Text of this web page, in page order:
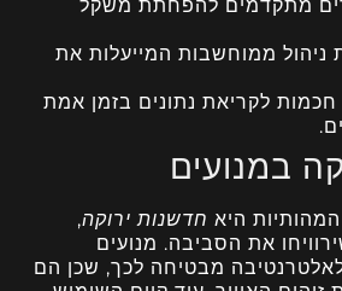
מתקדמים להפחתת משקל
ניהול ממוחשבות המייעלות את
חכמות לקריאת נתונים בזמן אמת
במנועים
היא חדשנות ירוקה,
את הסביבה. מנועים
מבטיחה לכך, שכן הם